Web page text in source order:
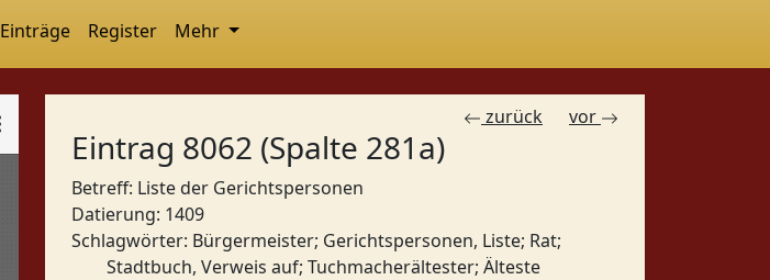
Einträge Register Mehr
zurück vor
Eintrag 8062 (Spalte 281a)
Betreff: Liste der Gerichtspersonen
Datierung: 1409
Schlagwörter: Bürgermeister; Gerichtspersonen, Liste; Rat;
Stadtbuch, Verweis auf; Tuchmacherältester; Älteste